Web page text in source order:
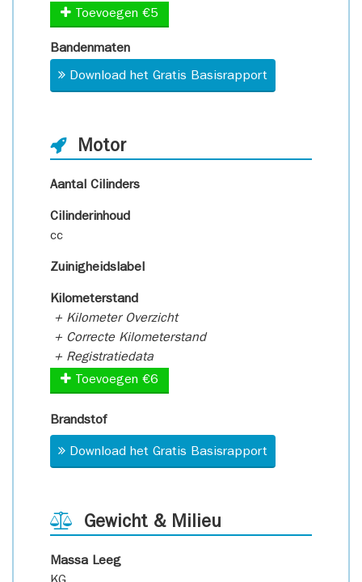
Toevoegen €5
Bandenmaten
Download het Gratis Basisrapport
Motor
Aantal Cilinders
Cilinderinhoud
cc
Zuinigheidslabel
Kilometerstand
+ Kilometer Overzicht
+ Correcte Kilometerstand
+ Registratiedata
Toevoegen €6
Brandstof
Download het Gratis Basisrapport
Gewicht & Milieu
Massa Leeg